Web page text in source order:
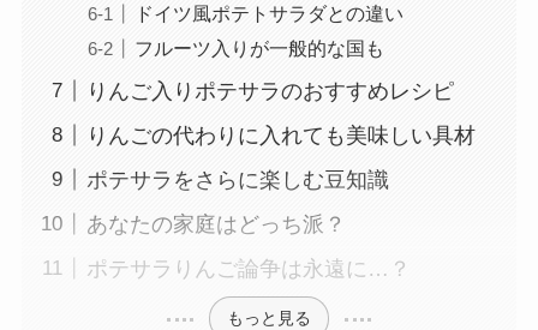
ドイツ風ポテトサラダとの違い
フルーツ入りが一般的な国も
りんご入りポテサラのおすすめレシピ
りんごの代わりに入れても美味しい具材
ポテサラをさらに楽しむ豆知識
あなたの家庭はどっち派？
ポテサラりんご論争は永遠に…？
もっと見る